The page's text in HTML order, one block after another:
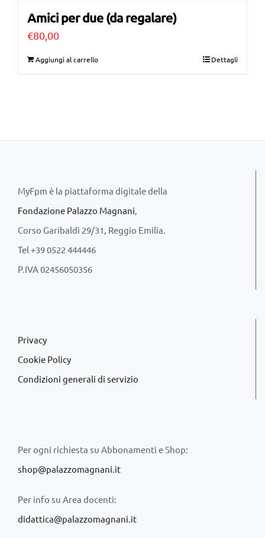
Amici per due (da regalare)
€80,00
Aggiungi al carrello Dettagli
MyFpm è la piattaforma digitale della
Fondazione Palazzo Magnani
Corso Garibaldi 29/31, Reggio Emilia.
Tel +39 0522 444446
P.IVA 02456050356
Privacy
Cookie Policy
Condizioni generali di servizio
Per ogni richiesta su Abbonamenti e Shop:
shop@palazzomagnani.it
Per info su Area docenti:
didattica@palazzomagnani.it